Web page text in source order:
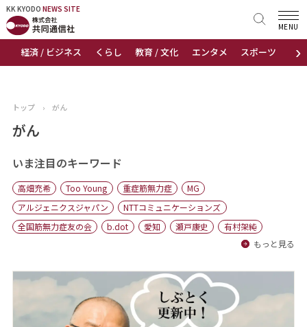
KK KYODO NEWS SITE
›
経済 / ビジネス くらし 教育 / 文化 エンタメ スポーツ 地域
MENU
KK KYODONEWS SITE
トップページ
ニュース
おすすめコンテンツ
出版物
会社概要
トップ › がん
がん
いま注目のキーワード
高畑充希 Too Young 重症筋無力症
MG
アルジェニクスジャパン
NTTコミュニケーションズ
全国筋無力症友の会
b.dot 愛知 瀬戸康史
有村架純
もっと見る